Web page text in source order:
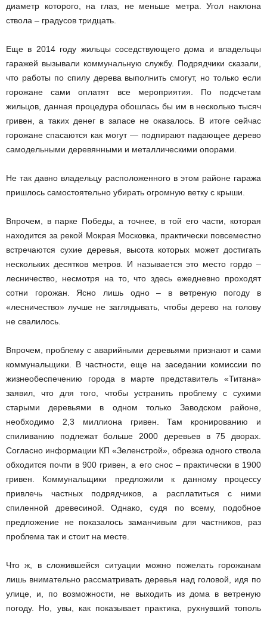
диаметр которого, на глаз, не меньше метра. Угол наклона
ствола – градусов тридцать.
Еще в 2014 году жильцы соседствующего дома и владельцы
гаражей вызывали коммунальную службу. Подрядчики сказали,
что работы по спилу дерева выполнить смогут, но только если
горожане сами оплатят все мероприятия. По подсчетам
жильцов, данная процедура обошлась бы им в несколько тысяч
гривен, а таких денег в запасе не оказалось. В итоге сейчас
горожане спасаются как могут — подпирают падающее дерево
самодельными деревянными и металлическими опорами.
Не так давно владельцу расположенного в этом районе гаража
пришлось самостоятельно убирать огромную ветку с крыши.
Впрочем, в парке Победы, а точнее, в той его части, которая
находится за рекой Мокрая Московка, практически повсеместно
встречаются сухие деревья, высота которых может достигать
нескольких десятков метров. И называется это место гордо –
лесничество, несмотря на то, что здесь ежедневно проходят
сотни горожан. Ясно лишь одно – в ветреную погоду в
«лесничество» лучше не заглядывать, чтобы дерево на голову
не свалилось.
Впрочем, проблему с аварийными деревьями признают и сами
коммунальщики. В частности, еще на заседании комиссии по
жизнеобеспечению города в марте представитель «Титана»
заявил, что для того, чтобы устранить проблему с сухими
старыми деревьями в одном только Заводском районе,
необходимо 2,3 миллиона гривен. Там кронированию и
спиливанию подлежат больше 2000 деревьев в 75 дворах.
Согласно информации КП «Зеленстрой», обрезка одного ствола
обходится почти в 900 гривен, а его снос – практически в 1900
гривен. Коммунальщики предложили к данному процессу
привлечь частных подрядчиков, а расплатиться с ними
спиленной древесиной. Однако, судя по всему, подобное
предложение не показалось заманчивым для частников, раз
проблема так и стоит на месте.
Что ж, в сложившейся ситуации можно пожелать горожанам
лишь внимательно рассматривать деревья над головой, идя по
улице, и, по возможности, не выходить из дома в ветреную
погоду. Но, увы, как показывает практика, рухнувший тополь